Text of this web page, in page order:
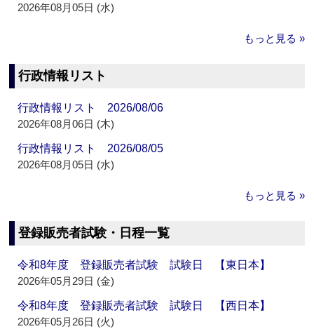
2026年08月05日 (水)
もっと見る »
行政情報リスト
行政情報リスト 2026/08/06
2026年08月06日 (木)
行政情報リスト 2026/08/05
2026年08月05日 (水)
もっと見る »
登録販売者試験・日程一覧
令和8年度 登録販売者試験 試験日 【東日本】
2026年05月29日 (金)
令和8年度 登録販売者試験 試験日 【西日本】
2026年05月26日 (火)